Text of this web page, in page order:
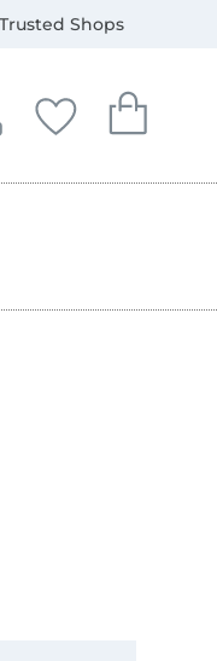
Shops
Konto
Deine
Du hast keine
Dein
Du hast